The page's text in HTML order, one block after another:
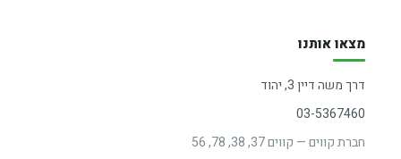
מצאו אותנו
דרך משה דיין 3, יהוד
03-5367460
חברת קווים — קווים 37, 38, 78, 56